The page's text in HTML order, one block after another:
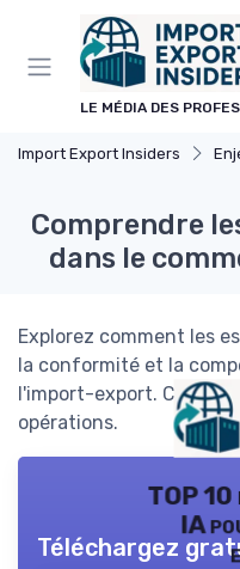
LE MÉDIA DES
Import Export Insiders
Comprendre
dans le
Explorez comment les
la conformité et la
l'import-export.
opérations.
TOP
IA
Téléchargez
Panneau de gestion des